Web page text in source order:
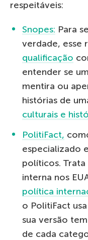
respeitáveis:
Snopes: Para
verdade, esse
qualificação
entender se
mentira ou
histórias de
culturais e
PolitiFact,
especializado
políticos.
interna nos
política
o PolitiFact
sua versão tem
de cada